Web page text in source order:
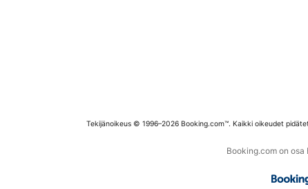
Tekijänoikeus © 1996–2026 Booking.com™. Kaikki oikeudet
Booking.com on